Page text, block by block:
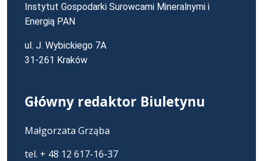
Instytut Gospodarki Surowcami Mineralnymi i
Energią PAN
ul. J. Wybickiego 7A
31-261 Kraków
Główny redaktor Biuletynu
Małgorzata Grząba
tel. + 48 12 617-16-37